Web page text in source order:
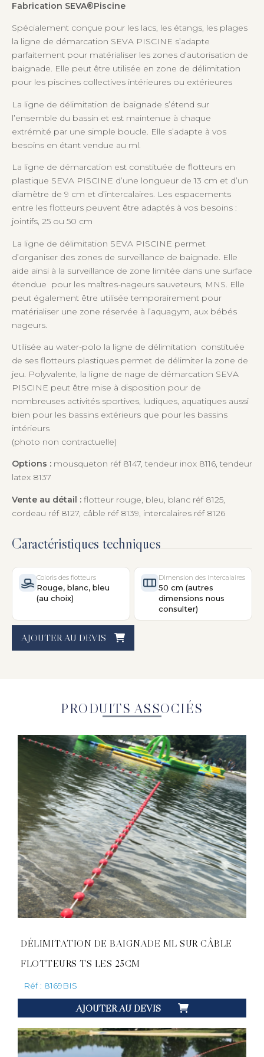
Fabrication SEVA®Piscine
Spécialement conçue pour les lacs, les étangs, les plages
la ligne de démarcation SEVA PISCINE s’adapte
parfaitement pour matérialiser les zones d’autorisation de
baignade. Elle peut être utilisée en zone de délimitation
pour les piscines collectives intérieures ou extérieures
La ligne de délimitation de baignade s’étend sur
l’ensemble du bassin et est maintenue à chaque
extrémité par une simple boucle. Elle s’adapte à vos
besoins en étant vendue au ml.
La ligne de démarcation est constituée de flotteurs en
plastique SEVA PISCINE d’une longueur de 13 cm et d’un
diamètre de 9 cm et d’intercalaires. Les espacements
entre les flotteurs peuvent être adaptés à vos besoins :
jointifs, 25 ou 50 cm
La ligne de délimitation SEVA PISCINE permet
d’organiser des zones de surveillance de baignade. Elle
aide ainsi à la surveillance de zone limitée dans une surface
étendue pour les maîtres-nageurs sauveteurs, MNS. Elle
peut également être utilisée temporairement pour
matérialiser une zone réservée à l’aquagym, aux bébés
nageurs.
Utilisée au water-polo la ligne de délimitation constituée
de ses flotteurs plastiques permet de délimiter la zone de
jeu. Polyvalente, la ligne de nage de démarcation SEVA
PISCINE peut être mise à disposition pour de
nombreuses activités sportives, ludiques, aquatiques aussi
bien pour les bassins extérieurs que pour les bassins
intérieurs
(photo non contractuelle)
Options : mousqueton réf 8147, tendeur inox 8116, tendeur
latex 8137
Vente au détail : flotteur rouge, bleu, blanc réf 8125,
cordeau réf 8127, câble réf 8139, intercalaires réf 8126
Caractéristiques techniques
Coloris des flotteurs
Rouge, blanc, bleu
(au choix)
Dimension des intercalaires
50 cm (autres
dimensions nous
consulter)
AJOUTER AU DEVIS
PRODUITS ASSOCIÉS
DÉLIMITATION DE BAIGNADE ML SUR CÂBLE
FLOTTEURS TS LES 25CM
Réf : 8169BIS
AJOUTER AU DEVIS